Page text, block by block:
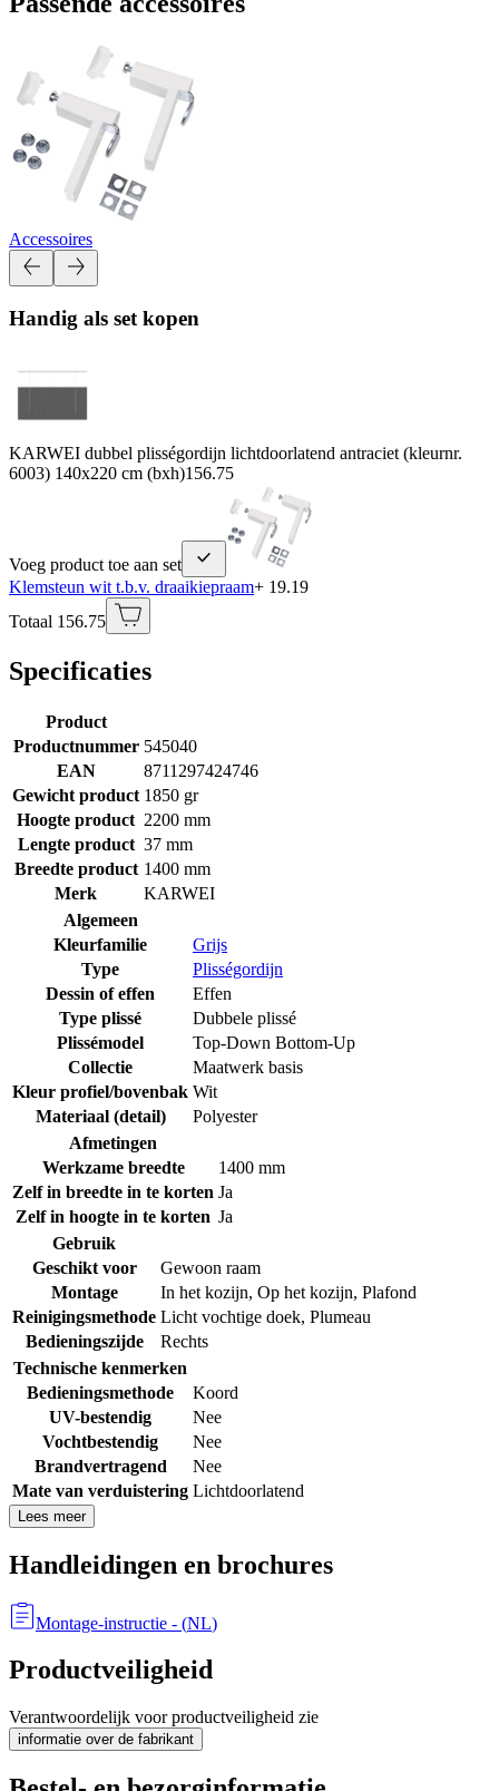
Accessoires
Handig als set kopen
KARWEI dubbel plisségordijn lichtdoorlatend antraciet (kleurnr.
6003) 140x220 cm (bxh)156.75
Voeg product toe aan set
Klemsteun wit t.b.v. draaikiepraam+ 19.19
Totaal 156.75
Specificaties
Product
Productnummer 545040
EAN
8711297424746
Gewicht product 1850 gr
Hoogte product 2200 mm
Lengte product 37 mm
Breedte product 1400 mm
Merk
KARWEI
Algemeen
Kleurfamilie
Grijs
Type
Plisségordijn
Dessin of effen
Effen
Type plissé
Dubbele plissé
Plissémodel
Top-Down Bottom-Up
Collectie
Maatwerk basis
Kleur profiel/bovenbak Wit
Materiaal (detail)
Polyester
Afmetingen
Werkzame breedte
1400 mm
Zelf in breedte in te korten Ja
Zelf in hoogte in te korten Ja
Gebruik
Geschikt voor
Gewoon raam
Montage
In het kozijn, Op het kozijn, Plafond
Reinigingsmethode Licht vochtige doek, Plumeau
Bedieningszijde
Rechts
Technische kenmerken
Bedieningsmethode
Koord
UV-bestendig
Nee
Vochtbestendig
Nee
Brandvertragend
Nee
Mate van verduistering Lichtdoorlatend
Lees meer
Handleidingen en brochures
Montage-instructie - (NL)
Productveiligheid
Verantwoordelijk voor productveiligheid zie
informatie over de fabrikant